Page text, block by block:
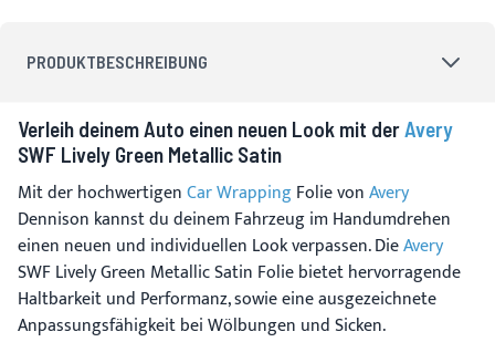
PRODUKTBESCHREIBUNG
Verleih deinem Auto einen neuen Look mit der Avery
SWF Lively Green Metallic Satin
Mit der hochwertigenCar WrappingFolie vonAvery
Dennison kannst du deinem Fahrzeug im Handumdrehen
einen neuen und individuellen Look verpassen. DieAvery
SWF Lively Green Metallic Satin Folie bietet hervorragende
Haltbarkeit und Performanz, sowie eine ausgezeichnete
Anpassungsfähigkeit bei Wölbungen und Sicken.